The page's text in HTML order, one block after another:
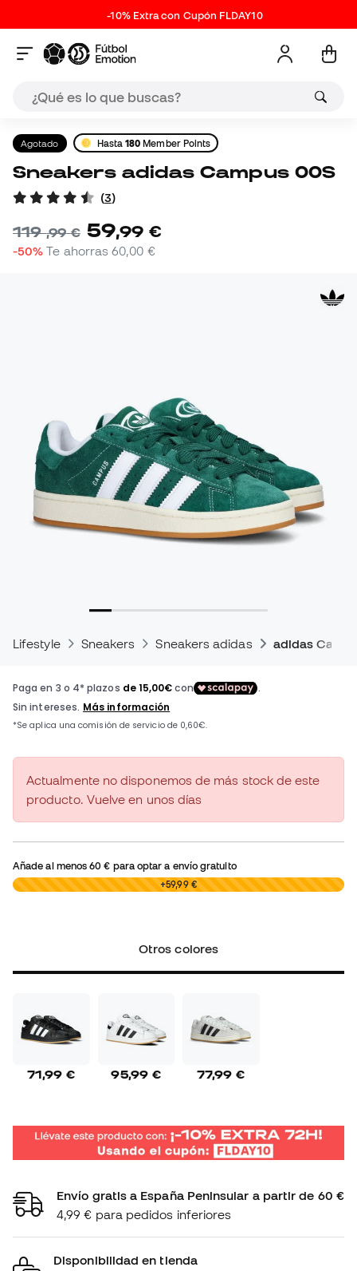
-10% Extra con Cupón FLDAY10
Agotado Hasta180 Member Points
Sneakers adidas Campus 00S
(3)
119,99 € 59,99 €
-50% Te ahorras60,00 €
Lifestyle Sneakers Sneakers adidas adidas
Actualmente no disponemos de más stock de este
producto. Vuelve en unos días
Añade al menos60 € para optar a envío gratuito
0,00 € +59,99 €
Otros colores
71,99 € 95,99 € 77,99 €
Envío gratis a España Peninsular a partir de 60 €
4,99 € para pedidos inferiores
Disponibilidad en tienda